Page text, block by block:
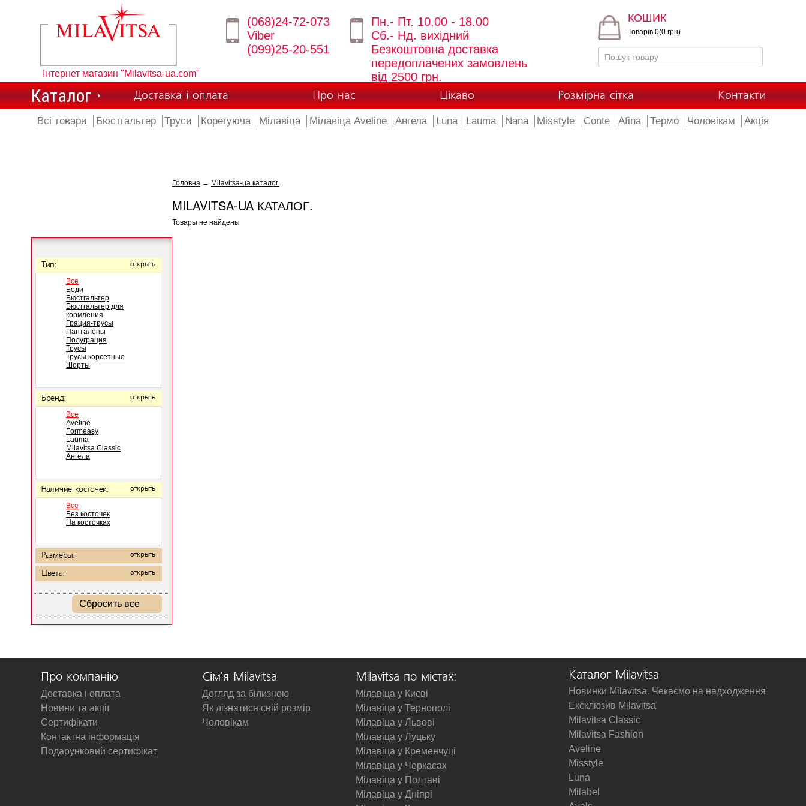
Інтернет магазин "Milavitsa-ua.com"
(068)24-72-073
Viber
(099)25-20-551
Пн.- Пт. 10.00 - 18.00
Сб.- Нд. вихідний
Безкоштовна доставка
передоплачених замовлень
від 2500 грн.
КОШИК
Товарів 0(0 грн)
Каталог Доставка і оплата Про нас Цікаво Розмірна сітка Контакти
Всі товари Бюстгальтер Труси Корегуюча Мілавіца Мілавіца Aveline Ангела Luna Lauma Nana Misstyle Conte Afina Термо Чоловікам Акція
Тип: открыть
Все
Боди
Бюстгальтер
Бюстгальтер для
кормления
Грация-трусы
Панталоны
Полуграция
Трусы
Трусы корсетные
Шорты
Бренд: открыть
Все
Aveline
Formeasy
Lauma
Milavitsa Classic
Ангела
Наличие косточек: открыть
Все
Без косточек
На косточках
Размеры: открыть
Цвета: открыть
Сбросить все
Головна → Milavitsa-ua каталог.
MILAVITSA-UA КАТАЛОГ.
Товары не найдены
Про компанію
Доставка і оплата
Новини та акції
Сертифікати
Контактна інформація
Подарунковий сертифікат
Сім'я Milavitsa
Догляд за білизною
Як дізнатися свій розмір
Чоловікам
Milavitsa по містах:
Мілавіца у Києві
Мілавіца у Тернополі
Мілавіца у Львові
Мілавіца у Луцьку
Мілавіца у Кременчуці
Мілавіца у Черкасах
Мілавіца у Полтаві
Мілавіца у Дніпрі
Каталог Milavitsa
Новинки Milavitsa. Чекаємо на надходження
Ексклюзив Milavitsa
Milavitsa Classic
Milavitsa Fashion
Aveline
Misstyle
Luna
Milabel